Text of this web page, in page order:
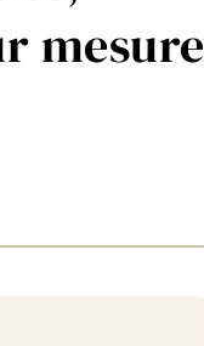
mesure